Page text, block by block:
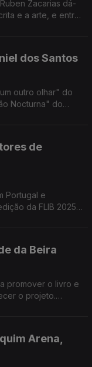
Zacarias dá-
e a arte, e entre
dos Santos
outro olhar" do
Nocturna" do
de
Portugal e
da FLIB 2025
da Beira
promover o livro e
o projeto.
Arena,